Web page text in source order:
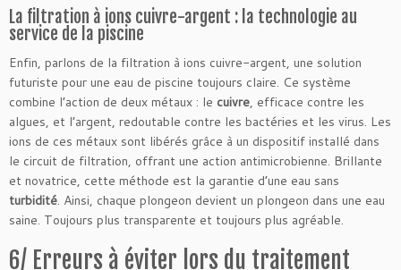
La filtration à ions cuivre-argent : la technologie au
service de la piscine
Enfin, parlons de la filtration à ions cuivre-argent, une solution
futuriste pour une eau de piscine toujours claire. Ce système
combine l’action de deux métaux : le cuivre, efficace contre les
algues, et l’argent, redoutable contre les bactéries et les virus. Les
ions de ces métaux sont libérés grâce à un dispositif installé dans
le circuit de filtration, offrant une action antimicrobienne. Brillante
et novatrice, cette méthode est la garantie d’une eau sans
turbidité. Ainsi, chaque plongeon devient un plongeon dans une eau
saine. Toujours plus transparente et toujours plus agréable.
6/ Erreurs à éviter lors du traitement